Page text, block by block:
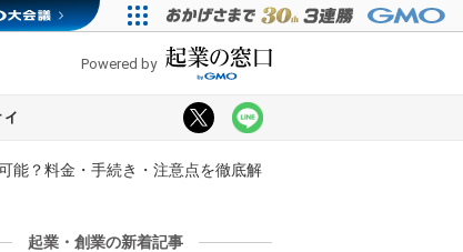
Powered by
能？料金・手続き・注意点を徹底解
起業・創業の新着記事